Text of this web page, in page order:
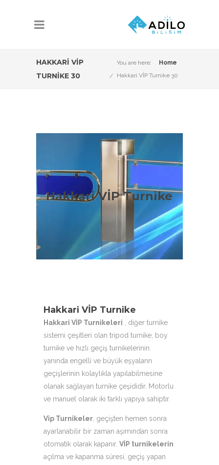
HAKKARI VİP
TURNIKE 30
You are here:
Home
Hakkari VİP Turnike 30
Hakkari VİP Turnike
Hakkari VİP Turnike
Çeşitleri
Hakkari VİP Sistemleri konusunda Adilo
Bilişim olarak aşağıdaki ürün çeşitleri ile
hizmetinizdeyiz.
Hakkari VİP Turnike
Hakkari VİP Turnikeleri , diğer turnike
sistemi çeşitleri olan tripod turnike, boy
turnike ve hızlı geçiş turnikelerinin
yanında engelli ve büyük eşyaların
geçişlerinin kolaylıkla yapılabilmesine
olanak sağlayan turnike çeşididir. Motorlu
ve manuel olarak iki farklı yapıya sahiptir.
Vip Turnikeler , geçişten hemen sonra
ayarlanabilir bir zaman aşımından sonra
otomatik olarak kapanır. VİP turnikelerin
açılma ve kapanma süresi, geçiş yapan